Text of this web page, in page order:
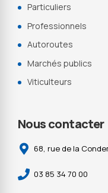
Particuliers
Professionnels
Autoroutes
Marchés publics
Viticulteurs
Nous contacter
68, rue de la
03 85 34 70 00